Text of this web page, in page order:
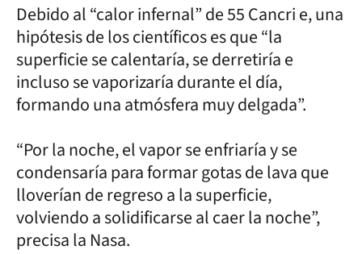
Debido al “calor infernal” de 55 Cancri e, una
hipótesis de los científicos es que “la
superficie se calentaría, se derretiría e
incluso se vaporizaría durante el día,
formando una atmósfera muy delgada”.
“Por la noche, el vapor se enfriaría y se
condensaría para formar gotas de lava que
lloverían de regreso a la superficie,
volviendo a solidificarse al caer la noche”,
precisa la Nasa.